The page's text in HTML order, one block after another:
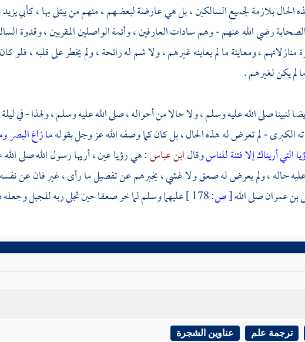
الحال بلازمة لجميع السالكين ، بل هي عارضة لبعضهم ، منهم من يبتلى بها ،كأبي يزيد
رضي الله عنهم - وهم سادات العارفين ، وأئمة الواصلين المقربين ، وقدوة
منازلاتهم ، ومعاينة ما لم يعاينه غيرهم ، ولا شم له رائحة ، ولم يخطر على قلبه ، فلو
لم يكن لغيرهم .
لنبينا صلى الله عليه وسلم ، ولا حالا من أحواله ، صلى الله عليه وسلم ، ولهذا - في
الكبرى - لم تعرض له هذه الحال ، بل كان كما وصفه الله عز وجل بقولهما زاغ البصر
التي أريناك إلا فتنة للناسوقالابن عباس: هي رؤيا عين ، أريها رسول الله صلى
عليه حاله ، ولم يعرض له صعق ولا غشي ، يخبرهم عن تفصيل ما رأى ، غير فان عن
بن عمرانصلى الله[ص: عليهما وسلم لما خر صعقا حين تجلى ربه للجبل وجعله
ترجمة علم عناوين الشجرة